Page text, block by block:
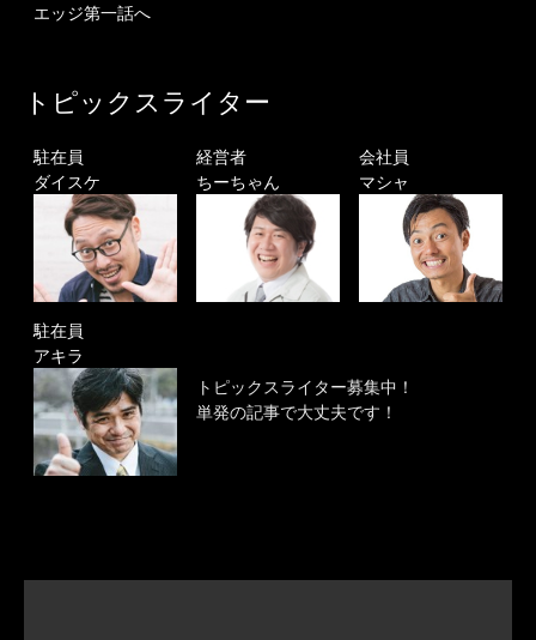
エッジ第一話へ
トピックスライター
駐在員
ダイスケ
経営者
ちーちゃん
会社員
マシャ
駐在員
アキラ
トピックスライター募集中！
単発の記事で大丈夫です！